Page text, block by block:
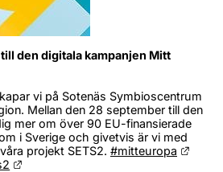
den digitala kampanjen Mitt
vi på Sotenäs Symbioscentrum
Mellan den 28 september till den
mer om över 90 EU-finansierade
i Sverige och givetvis är vi med
projekt SETS2. #mitteuropa
annan webbplats.